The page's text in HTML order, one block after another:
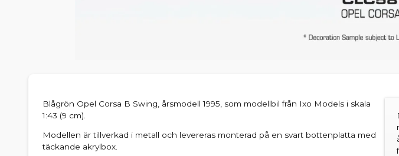
Blågrön Opel Corsa B Swing, årsmodell 1995, som modellbil från Ixo Models i skala
1:43 (9 cm).
Modellen är tillverkad i metall och levereras monterad på en svart bottenplatta med
täckande akrylbox.